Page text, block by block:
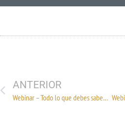
ANTERIOR
Webinar – Todo lo que debes saber sobre tu pensión